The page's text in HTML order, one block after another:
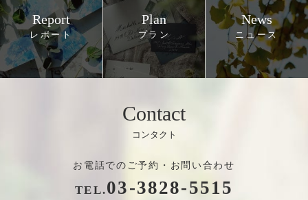
Report Plan News
Contact
お電話でのご予約・お問い合わせ
TEL.03-3828-5515